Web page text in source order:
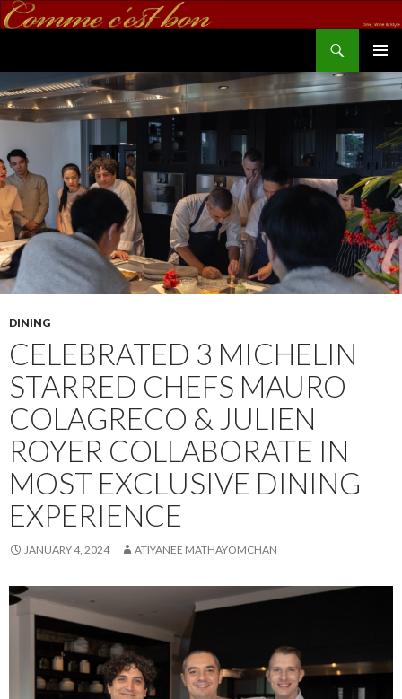
DINING
CELEBRATED 3 MICHELIN
STARRED CHEFS MAURO
COLAGRECO & JULIEN
ROYER COLLABORATE IN
MOST EXCLUSIVE DINING
EXPERIENCE
JANUARY 4, 2024 ATIYANEE MATHAYOMCHAN